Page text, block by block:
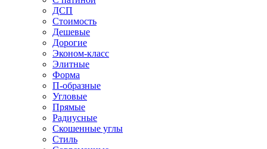
ДСП
Стоимость
Дешевые
Дорогие
Эконом-класс
Элитные
Форма
П-образные
Угловые
Прямые
Радиусные
Скошенные углы
Стиль